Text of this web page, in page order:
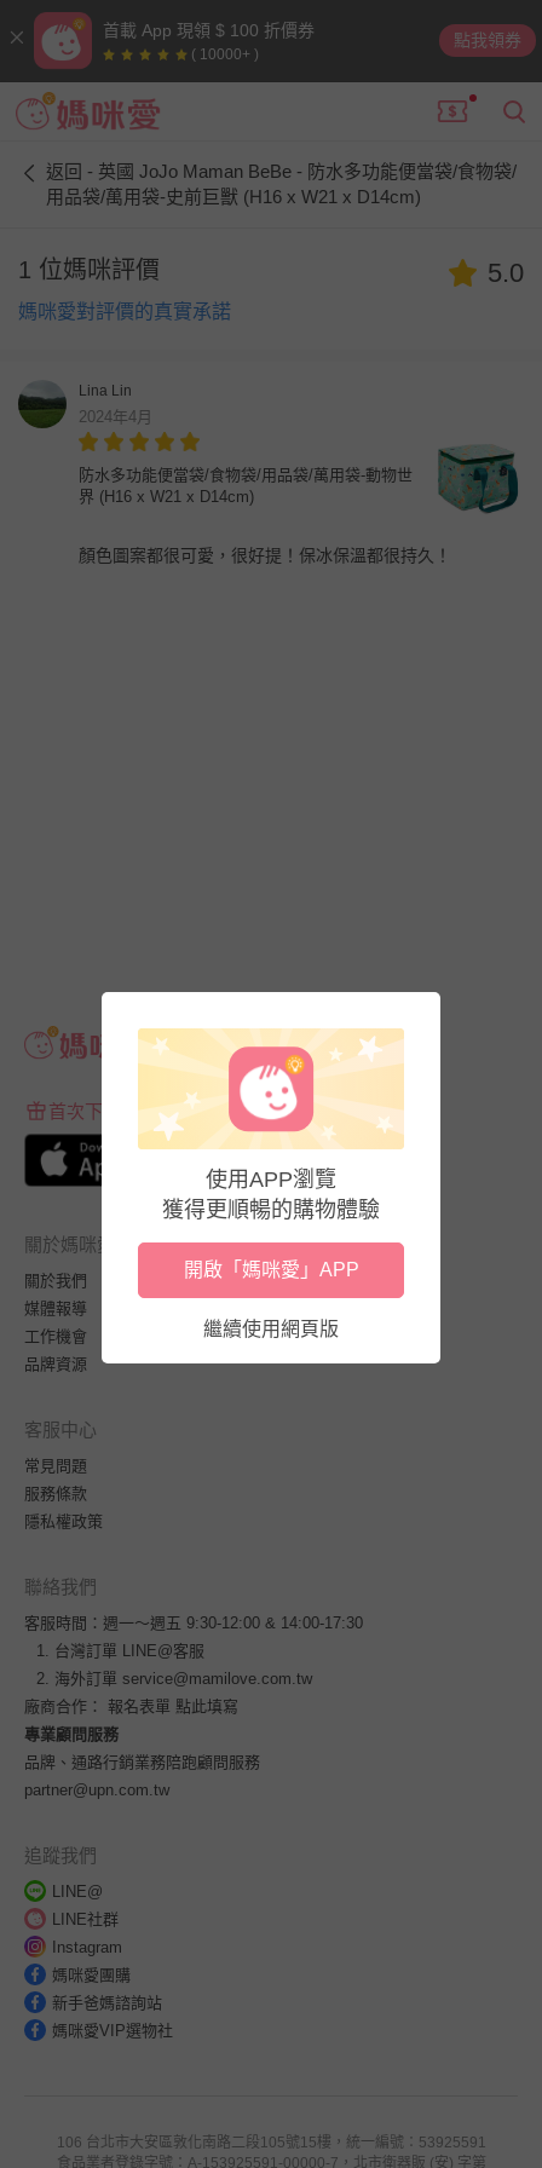
首載 App 現領 $ 100 折價券
( 10000+ )
點我領券
返回 - 英國 JoJo Maman BeBe - 防水多功能便當袋/食物袋/
用品袋/萬用袋-史前巨獸 (H16 x W21 x D14cm)
1 位媽咪評價
媽咪愛對評價的真實承諾
5.0
Lina Lin
2024年4月
防水多功能便當袋/食物袋/用品袋/萬用袋-動物世
界 (H16 x W21 x D14cm)
顏色圖案都很可愛，很好提！保冰保溫都很持久！
首次下載APP送$100折價券
關於媽咪愛
關於我們
媒體報導
工作機會
品牌資源
客服中心
常見問題
服務條款
隱私權政策
聯絡我們
客服時間：週一～週五 9:30-12:00 & 14:00-17:30
台灣訂單
LINE@客服
海外訂單 service@mamilove.com.tw
廠商合作： 報名表單 點此填寫
專業顧問服務
品牌、通路行銷業務陪跑顧問服務
partner@upn.com.tw
追蹤我們
LINE@
LINE社群
Instagram
媽咪愛團購
新手爸媽諮詢站
媽咪愛VIP選物社
106 台北市大安區敦化南路二段105號15樓，統一編號：53925591
食品業者登錄字號：A-153925591-00000-7，北市衛器販 (安) 字第
使用APP瀏覽
獲得更順暢的購物體驗
開啟「媽咪愛」APP
繼續使用網頁版